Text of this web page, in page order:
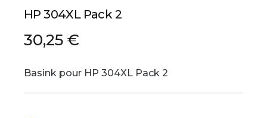
HP 304XL Pack 2
30,25 €
Basink pour HP 304XL Pack 2